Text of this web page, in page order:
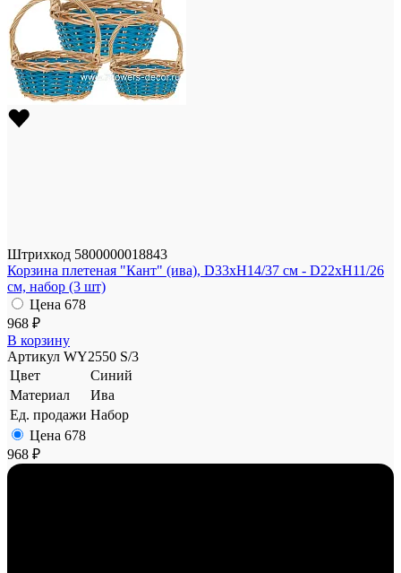
Штрихкод 5800000018843
Корзина плетеная "Кант" (ива), D33xH14/37 см - D22xH11/26
см, набор (3 шт)
Цена 678
968 ₽
В корзину
Артикул WY2550 S/3
Цвет
Синий
Материал
Ива
Ед. продажи Набор
Цена 678
968 ₽